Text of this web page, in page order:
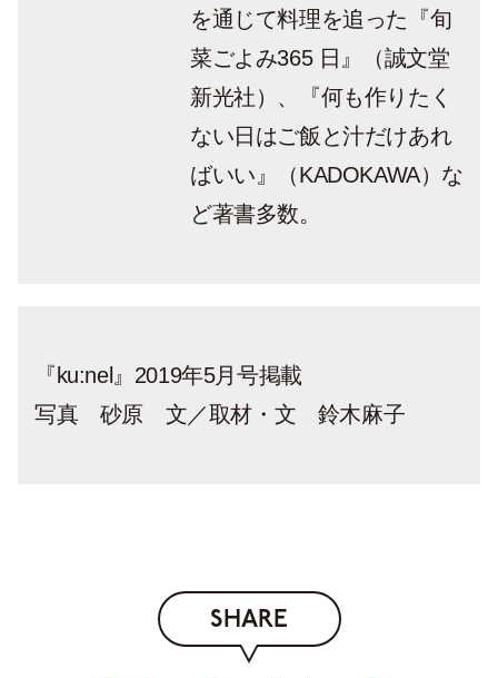
を通じて料理を追った『旬
菜ごよみ365 日』（誠文堂
新光社）、『何も作りたく
ない日はご飯と汁だけあれ
ばいい』（KADOKAWA）な
ど著書多数。
『ku:nel』2019年5月号掲載
写真 砂原 文／取材・文 鈴木麻子
SHARE